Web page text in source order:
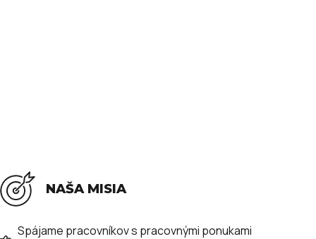
NAŠA MISIA
Spájame pracovníkov s pracovnými ponukami